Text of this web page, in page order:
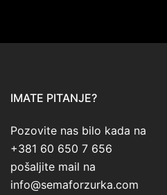
IMATE PITANJE?
Pozovite nas bilo kada na
+381 60 650 7 656
pošaljite mail na
info@semaforzurka.com